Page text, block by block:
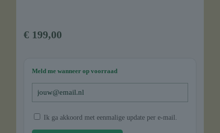
€ 199,00
Meld me wanneer op voorraad
Ik ga akkoord met eenmalige update per e-mail.